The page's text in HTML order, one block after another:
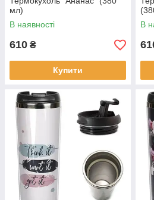
мл)
В наявності
610 ₴
Купити
В